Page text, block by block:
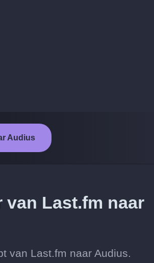
Audius
van Last.fm naar
van Last.fm naar Audius.